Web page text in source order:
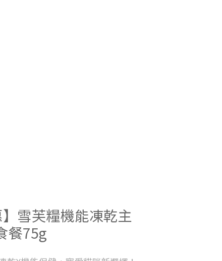
】雪芙糧機能凍乾主
餐75g